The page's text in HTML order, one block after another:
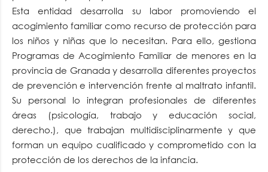
Esta entidad desarrolla su labor promoviendo el
acogimiento familiar como recurso de protección para
los niños y niñas que lo necesitan. Para ello, gestiona
Programas de Acogimiento Familiar de menores en la
provincia de Granada y desarrolla diferentes proyectos
de prevención e intervención frente al maltrato infantil.
Su personal lo integran profesionales de diferentes
áreas (psicología, trabajo y educación social,
derecho.), que trabajan multidisciplinarmente y que
forman un equipo cualificado y comprometido con la
protección de los derechos de la infancia.